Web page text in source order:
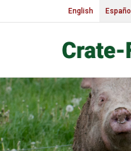
English Español